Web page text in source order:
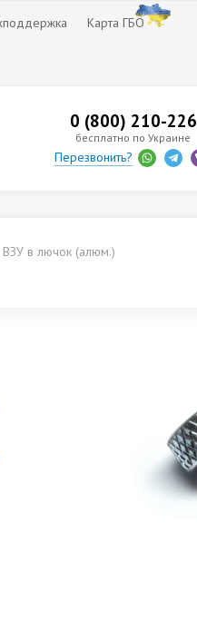
Карта ГБО
0 (800) 210-226
бесплатно по Украине
Перезвонить?
в лючок (алюм.)